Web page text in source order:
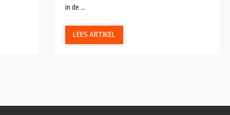
in de ...
LEES ARTIKEL